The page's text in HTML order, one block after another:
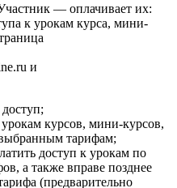
— оплачивает их:
к урокам курса, мини-
и
курсов, мини-курсов,
тарифам;
доступ к урокам по
а также вправе позднее
(предварительно